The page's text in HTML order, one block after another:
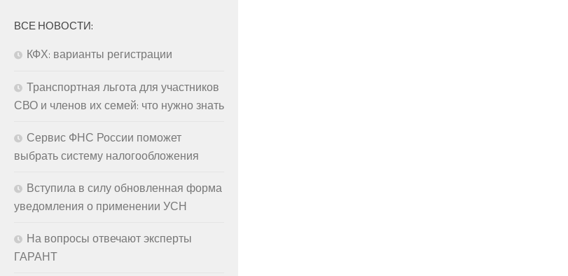
ВСЕ НОВОСТИ:
КФХ: варианты регистрации
Транспортная льгота для участников
СВО и членов их семей: что нужно знать
Сервис ФНС России поможет
выбрать систему налогообложения
Вступила в силу обновленная форма
уведомления о применении УСН
На вопросы отвечают эксперты
ГАРАНТ